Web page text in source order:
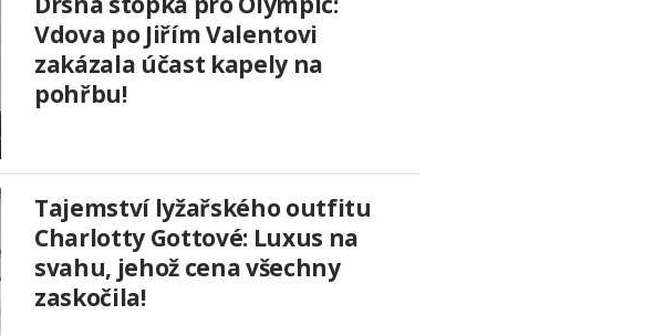
Vdova po Jiřím Valentovi
zakázala účast kapely na
pohřbu!
Tajemství lyžařského outfitu
Charlotty Gottové: Luxus na
svahu, jehož cena všechny
zaskočila!